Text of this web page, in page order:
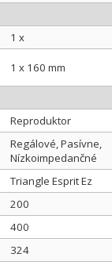
1 x
1 x 160 mm
Reproduktor
Regálové, Pasívne,
Nízkoimpedančné
Triangle Esprit Ez
200
400
324